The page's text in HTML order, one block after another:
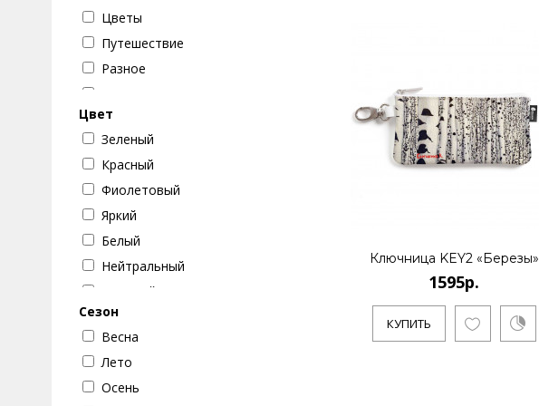
Цветы
Путешествие
Разное
Город
Машины
Абстракции
Девушки
Бабочки
Текстуры
Музыка
Кошки
Собаки
Цвет
Зеленый
Красный
Фиолетовый
Яркий
Белый
Нейтральный
Розовый
Синий
Бежевый
Коричневый
Оранжевый
Сезон
Весна
Лето
Осень
Ключница KEY2 «Березы»
1595р.
КУПИТЬ